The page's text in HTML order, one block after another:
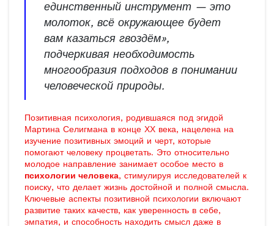
единственный инструмент — это
молоток, всё окружающее будет
вам казаться гвоздём»,
подчеркивая необходимость
многообразия подходов в понимании
человеческой природы.
Позитивная психология, родившаяся под эгидой
Мартина Селигмана в конце ХХ века, нацелена на
изучение позитивных эмоций и черт, которые
помогают человеку процветать. Это относительно
молодое направление занимает особое место в
психологии человека, стимулируя исследователей к
поиску, что делает жизнь достойной и полной смысла.
Ключевые аспекты позитивной психологии включают
развитие таких качеств, как уверенность в себе,
эмпатия, и способность находить смысл даже в